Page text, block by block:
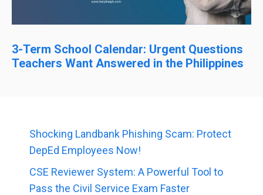
3-Term School Calendar: Urgent Questions
Teachers Want Answered in the Philippines
Shocking Landbank Phishing Scam: Protect
DepEd Employees Now!
CSE Reviewer System: A Powerful Tool to
Pass the Civil Service Exam Faster